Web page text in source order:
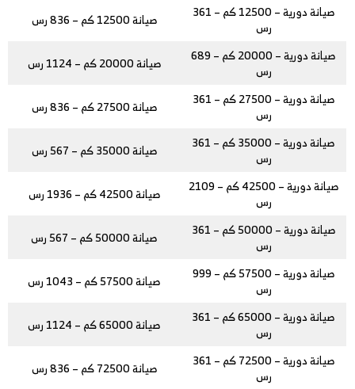
صيانة دورية – 12500 كم – 361
رس
صيانة 12500 كم – 836 رس
صيانة دورية – 20000 كم – 689
رس
صيانة 20000 كم – 1124 رس
صيانة دورية – 27500 كم – 361
رس
صيانة 27500 كم – 836 رس
صيانة دورية – 35000 كم – 361
رس
صيانة 35000 كم – 567 رس
صيانة دورية – 42500 كم – 2109
رس
صيانة 42500 كم – 1936 رس
صيانة دورية – 50000 كم – 361
رس
صيانة 50000 كم – 567 رس
صيانة دورية – 57500 كم – 999
رس
صيانة 57500 كم – 1043 رس
صيانة دورية – 65000 كم – 361
رس
صيانة 65000 كم – 1124 رس
صيانة دورية – 72500 كم – 361
رس
صيانة 72500 كم – 836 رس